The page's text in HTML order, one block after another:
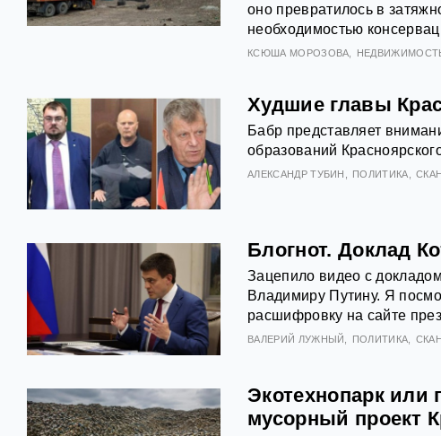
оно превратилось в
необходимостью
КСЮША МОРОЗОВА
Худшие главы
Бабр представляет
образований
АЛЕКСАНДР ТУБИН ПОЛИТИКА
Блогнот. Доклад
Зацепило видео с
Владимиру Путину. Я
расшифровку на сайте
ВАЛЕРИЙ ЛУЖНЫЙ ПОЛИТИКА
Экотехнопарк или
мусорный проект